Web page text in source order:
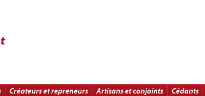
Créateurs et repreneurs Artisans et conjoints Cédants